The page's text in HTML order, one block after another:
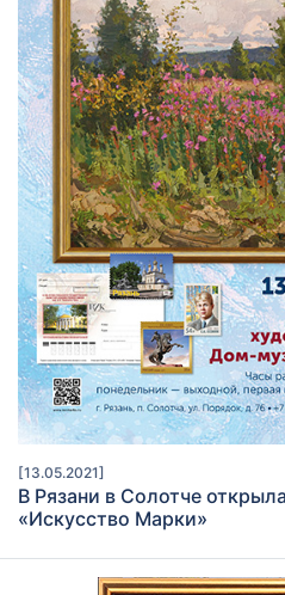
[13.05.2021]
В Рязани в Солотче
«Искусство Марки»